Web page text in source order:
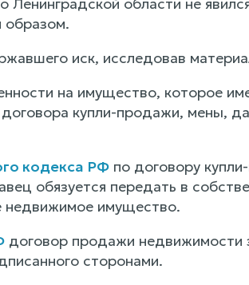
образом.
иск, исследовав
на имущество, которое
купли-продажи, мены,
кодекса РФпо договору
обязуется передать в
недвижимое имущество.
договор продажи недвижимости
сторонами.